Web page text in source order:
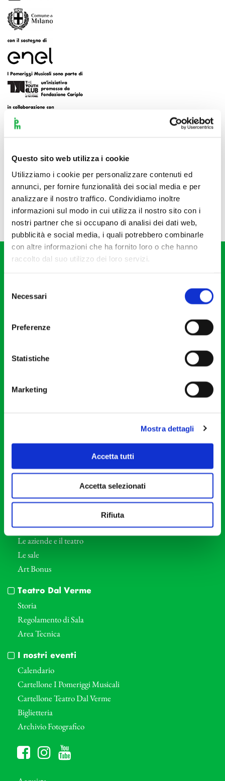
Questo sito web utilizza i cookie
Utilizziamo i cookie per personalizzare contenuti ed
annunci, per fornire funzionalità dei social media e per
analizzare il nostro traffico. Condividiamo inoltre
informazioni sul modo in cui utilizza il nostro sito con i
nostri partner che si occupano di analisi dei dati web,
pubblicità e social media, i quali potrebbero combinarle
con altre informazioni che ha fornito loro o che hanno
raccolto dal suo utilizzo dei loro servizi.
delNecessari
Preferenze
Statistiche
Marketing
Mostra dettagli
Accetta tutti
Accetta selezionati
Rifiuta
Via S. Giovanni sul Muro, 2
Cod. Fisc. 80078650159
Orchestra I Pomeriggi Musicali
Direttore Artistico
Professori d’Orchestra
Eventi Corporate
Le aziende e il teatro
Le sale
Art Bonus
Teatro Dal Verme
Storia
Regolamento di Sala
Area Tecnica
I nostri eventi
Calendario
Cartellone I Pomeriggi Musicali
Cartellone Teatro Dal Verme
Biglietteria
Archivio Fotografico